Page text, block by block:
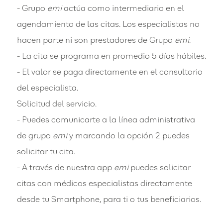
- Grupo emiactúa como intermediario en el
agendamiento de las citas. Los especialistas no
hacen parte ni son prestadores de Grupo emi.
- La cita se programa en promedio 5 días hábiles.
- El valor se paga directamente en el consultorio
del especialista.
Solicitud del servicio.
- Puedes comunicarte a la línea administrativa
de grupo emiy marcando la opción 2 puedes
solicitar tu cita.
- A través de nuestra app emipuedes solicitar
citas con médicos especialistas directamente
desde tu Smartphone, para ti o tus beneficiarios.